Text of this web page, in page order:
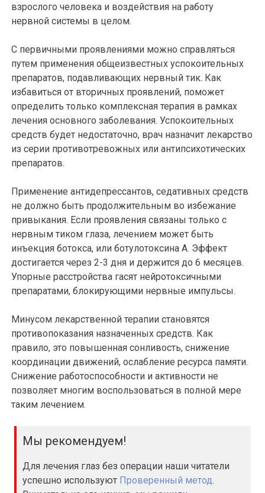
взрослого человека и воздействия на работу
нервной системы в целом.
С первичными проявлениями можно справляться
путем применения общеизвестных успокоительных
препаратов, подавливающих нервный тик. Как
избавиться от вторичных проявлений, поможет
определить только комплексная терапия в рамках
лечения основного заболевания. Успокоительных
средств будет недостаточно, врач назначит лекарство
из серии противотревожных или антипсихотических
препаратов.
Применение антидепрессантов, седативных средств
не должно быть продолжительным во избежание
привыкания. Если проявления связаны только с
нервным тиком глаза, лечением может быть
инъекция ботокса, или ботулотоксина А. Эффект
достигается через 2-3 дня и держится до 6 месяцев.
Упорные расстройства гасят нейротоксичными
препаратами, блокирующими нервные импульсы.
Минусом лекарственной терапии становятся
противопоказания назначенных средств. Как
правило, это повышенная сонливость, снижение
координации движений, ослабление ресурса памяти.
Снижение работоспособности и активности не
позволяет многим воспользоваться в полной мере
таким лечением.
Мы рекомендуем!
Для лечения глаз без операции наши читатели
успешно используют Проверенный метод.